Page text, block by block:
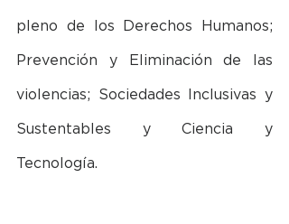
pleno de los Derechos Humanos;
Prevención y Eliminación de las
violencias; Sociedades Inclusivas y
Sustentables y Ciencia y
Tecnología.